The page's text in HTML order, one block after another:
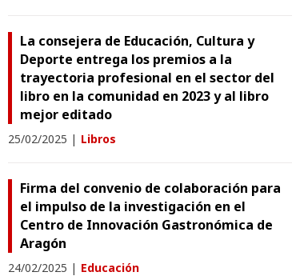
La consejera de Educación, Cultura y
Deporte entrega los premios a la
trayectoria profesional en el sector del
libro en la comunidad en 2023 y al libro
mejor editado
25/02/2025 | Libros
Firma del convenio de colaboración para
el impulso de la investigación en el
Centro de Innovación Gastronómica de
Aragón
24/02/2025 | Educación